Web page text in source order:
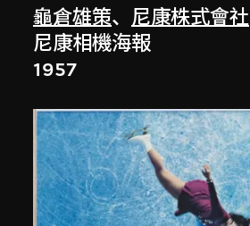
龜倉雄策、 尼康株式會社
尼康相機海報
1957